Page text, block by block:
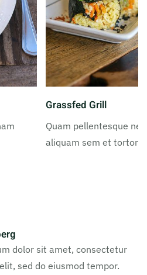
Grassfed Grill
Quam pellentesque
aliquam sem et tortor.
dolor sit amet, consectetur
sed do eiusmod tempor.